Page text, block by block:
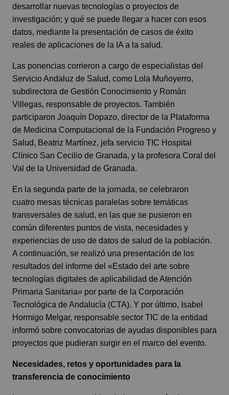
desarrollar nuevas tecnologías o proyectos de
investigación; y qué se puede llegar a hacer con esos
datos, mediante la presentación de casos de éxito
reales de aplicaciones de la IA a la salud.
Las ponencias corrieron a cargo de especialistas del
Servicio Andaluz de Salud, como Lola Muñoyerro,
subdirectora de Gestión Conocimiento y Román
Villegas, responsable de proyectos. También
participaron Joaquín Dopazo, director de la Plataforma
de Medicina Computacional de la Fundación Progreso y
Salud, Beatriz Martínez, jefa servicio TIC Hospital
Clínico San Cecilio de Granada, y la profesora Coral del
Val de la Universidad de Granada.
En la segunda parte de la jornada, se celebraron
cuatro mesas técnicas paralelas sobre temáticas
transversales de salud, en las que se pusieron en
común diferentes puntos de vista, necesidades y
experiencias de uso de datos de salud de la población.
A continuación, se realizó una presentación de los
resultados del informe del «Estado del arte sobre
tecnologías digitales de aplicabilidad de Atención
Primaria Sanitaria» por parte de la Corporación
Tecnológica de Andalucía (CTA). Y por último, Isabel
Hormigo Melgar, responsable sector TIC de la entidad
informó sobre convocatorias de ayudas disponibles para
proyectos que pudieran surgir en el marco del evento.
Necesidades, retos y oportunidades para la
transferencia de conocimiento